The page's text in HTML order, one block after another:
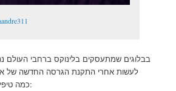
בבלוגים שמתעסקים בלינוקס ברחבי העולם
לעשות אחרי התקנת הגרסה החדשה של
כמה: